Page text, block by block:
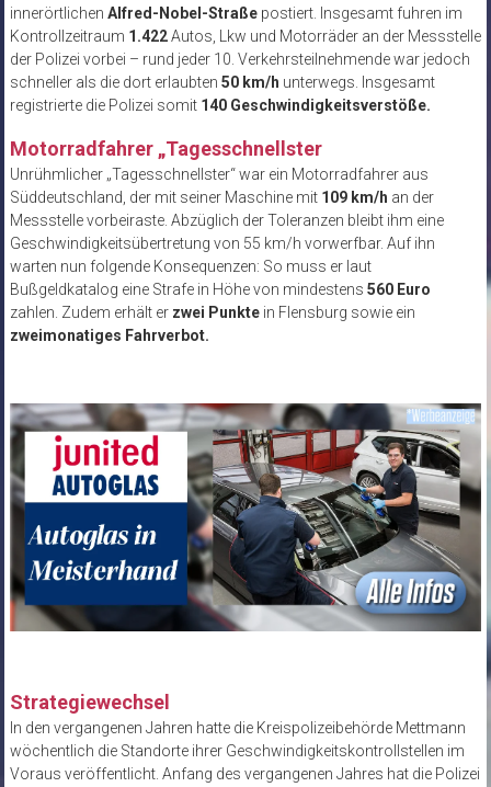
innerörtlichen Alfred-Nobel-Straßepostiert. Insgesamt fuhren im
Kontrollzeitraum 1.422Autos, Lkw und Motorräder an der Messstelle
der Polizei vorbei – rund jeder 10. Verkehrsteilnehmende war jedoch
schneller als die dort erlaubten 50 km/h unterwegs. Insgesamt
registrierte die Polizei somit140 Geschwindigkeitsverstöße.
Motorradfahrer „Tagesschnellster
Unrühmlicher „Tagesschnellster“ war ein Motorradfahrer aus
Süddeutschland, der mit seiner Maschine mit 109 km/h an der
Messstelle vorbeiraste. Abzüglich der Toleranzen bleibt ihm eine
Geschwindigkeitsübertretung von 55 km/h vorwerfbar. Auf ihn
warten nun folgende Konsequenzen: So muss er laut
Bußgeldkatalog eine Strafe in Höhe von mindestens 560 Euro
zahlen. Zudem erhält er zwei Punktein Flensburg sowie ein
zweimonatiges Fahrverbot.
Strategiewechsel
In den vergangenen Jahren hatte die Kreispolizeibehörde Mettmann
wöchentlich die Standorte ihrer Geschwindigkeitskontrollstellen im
Voraus veröffentlicht. Anfang des vergangenen Jahres hat die Polizei